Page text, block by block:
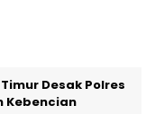
Desak Polres
Kebencian